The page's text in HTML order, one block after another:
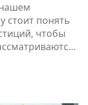
стоит понять
чтобы
как виды
способы
как